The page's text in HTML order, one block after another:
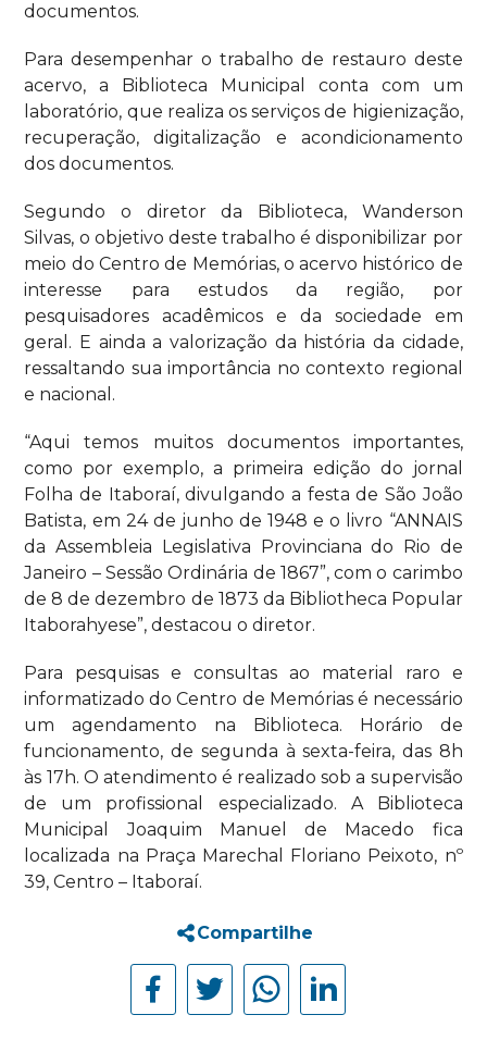
documentos.
Para desempenhar o trabalho de restauro deste
acervo, a Biblioteca Municipal conta com um
laboratório, que realiza os serviços de higienização,
recuperação, digitalização e acondicionamento
dos documentos.
Segundo o diretor da Biblioteca, Wanderson
Silvas, o objetivo deste trabalho é disponibilizar por
meio do Centro de Memórias, o acervo histórico de
interesse para estudos da região, por
pesquisadores acadêmicos e da sociedade em
geral. E ainda a valorização da história da cidade,
ressaltando sua importância no contexto regional
e nacional.
“Aqui temos muitos documentos importantes,
como por exemplo, a primeira edição do jornal
Folha de Itaboraí, divulgando a festa de São João
Batista, em 24 de junho de 1948 e o livro “ANNAIS
da Assembleia Legislativa Provinciana do Rio de
Janeiro – Sessão Ordinária de 1867”, com o carimbo
de 8 de dezembro de 1873 da Bibliotheca Popular
Itaborahyese”, destacou o diretor.
Para pesquisas e consultas ao material raro e
informatizado do Centro de Memórias é necessário
um agendamento na Biblioteca. Horário de
funcionamento, de segunda à sexta-feira, das 8h
às 17h. O atendimento é realizado sob a supervisão
de um profissional especializado. A Biblioteca
Municipal Joaquim Manuel de Macedo fica
localizada na Praça Marechal Floriano Peixoto, nº
39, Centro – Itaboraí.
Compartilhe